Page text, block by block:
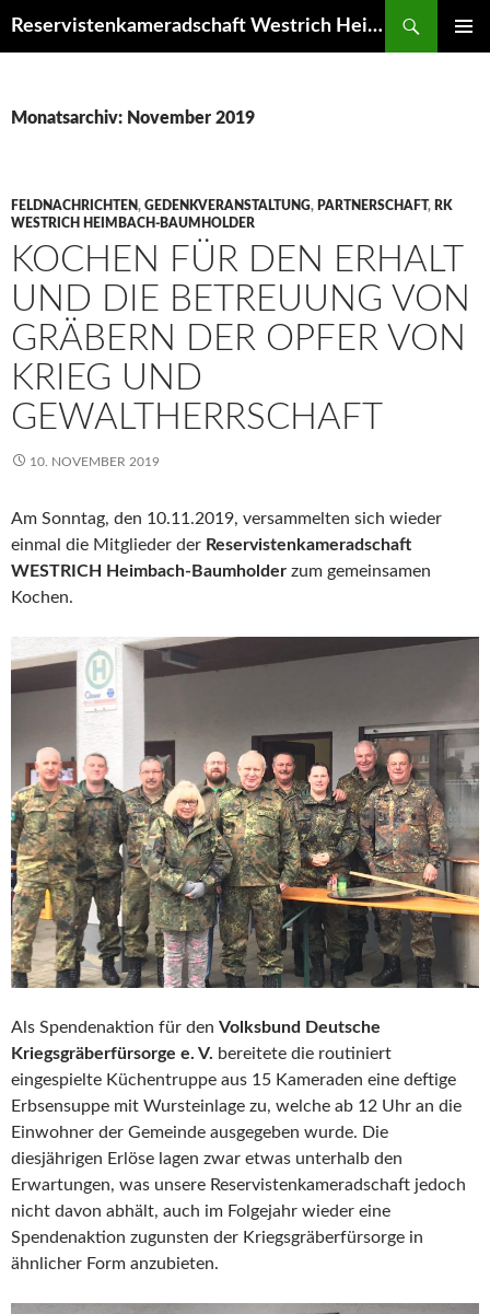
Reservistenkameradschaft Westrich Heimbach-Baumholder
Monatsarchiv: November 2019
FELDNACHRICHTEN, GEDENKVERANSTALTUNG, PARTNERSCHAFT, RK
WESTRICH HEIMBACH-BAUMHOLDER
KOCHEN FÜR DEN ERHALT
UND DIE BETREUUNG VON
GRÄBERN DER OPFER VON
KRIEG UND
GEWALTHERRSCHAFT
10. NOVEMBER 2019
Am Sonntag, den 10.11.2019, versammelten sich wieder
einmal die Mitglieder der Reservistenkameradschaft
WESTRICH Heimbach-Baumholder zum gemeinsamen
Kochen.
Als Spendenaktion für den Volksbund Deutsche
Kriegsgräberfürsorge e. V. bereitete die routiniert
eingespielte Küchentruppe aus 15 Kameraden eine deftige
Erbsensuppe mit Wursteinlage zu, welche ab 12 Uhr an die
Einwohner der Gemeinde ausgegeben wurde. Die
diesjährigen Erlöse lagen zwar etwas unterhalb den
Erwartungen, was unsere Reservistenkameradschaft jedoch
nicht davon abhält, auch im Folgejahr wieder eine
Spendenaktion zugunsten der Kriegsgräberfürsorge in
ähnlicher Form anzubieten.